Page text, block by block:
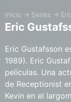
Inicio → Series →
Eric
Eric Gustafsson
1989). Eric
películas. Una
de Receptionist
Kevin en el